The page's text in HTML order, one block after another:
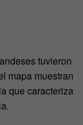
tuvieron
mapa muestran
que caracteriza